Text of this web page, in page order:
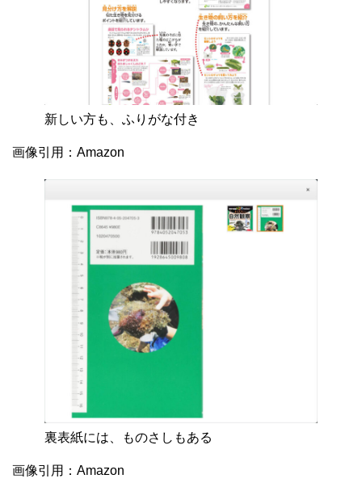
新しい方も、ふりがな付き
画像引用：Amazon
裏表紙には、ものさしもある
画像引用：Amazon